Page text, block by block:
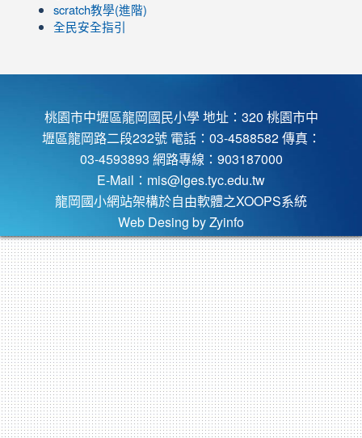
scratch教學(進階)
全民安全指引
桃園市中壢區龍岡國民小學 地址：320 桃園市中
壢區龍岡路二段232號 電話：03-4588582 傳真：
03-4593893 網路專線：903187000
E-Mail： mis@lges.tyc.edu.tw
龍岡國小網站架構於自由軟體之XOOPS系統
Web Desing by Zyinfo